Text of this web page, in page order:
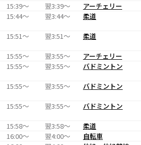
15:39〜
翌3:39〜 アーチェリー
15:44〜
翌3:44〜 柔道
15:51〜
翌3:51〜 柔道
15:55〜
翌3:55〜 アーチェリー
15:55〜
翌3:55〜 バドミントン
15:55〜
翌3:55〜 バドミントン
15:55〜
翌3:55〜 バドミントン
15:58〜
翌3:58〜 柔道
16:00〜
翌4:00〜 自転車